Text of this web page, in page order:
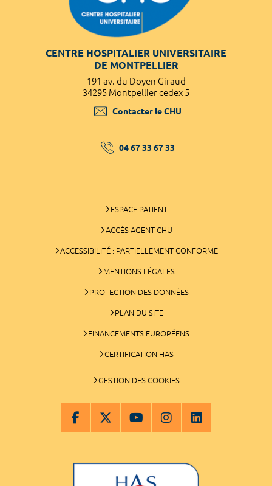
CENTRE HOSPITALIER UNIVERSITAIRE
DE MONTPELLIER
191 av. du Doyen Giraud
34295 Montpellier cedex 5
Contacter le CHU
04 67 33 67 33
ESPACE PATIENT
ACCÈS AGENT CHU
ACCESSIBILITÉ : PARTIELLEMENT CONFORME
MENTIONS LÉGALES
PROTECTION DES DONNÉES
PLAN DU SITE
FINANCEMENTS EUROPÉENS
CERTIFICATION HAS
GESTION DES COOKIES